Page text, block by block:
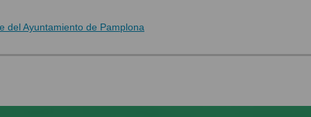
del Ayuntamiento de Pamplona